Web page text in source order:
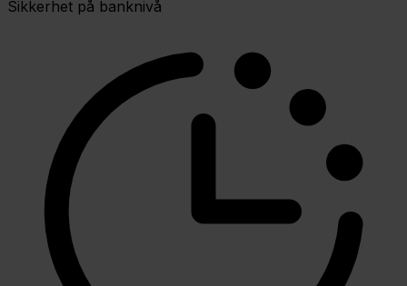
Sikkerhet på banknivå